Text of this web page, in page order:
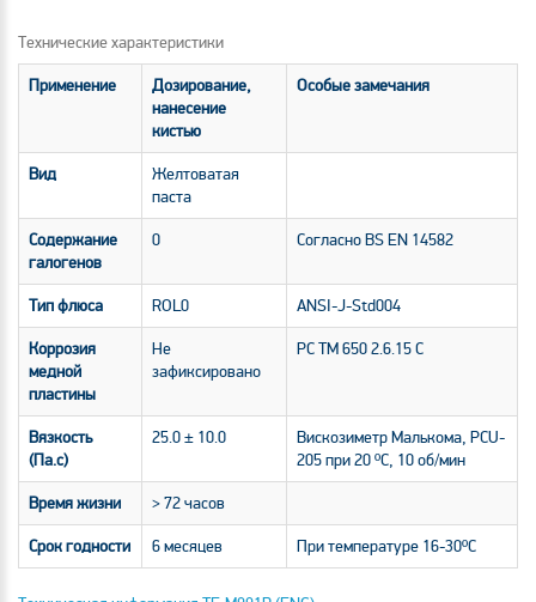
Технические характеристики
Применение
Дозирование,
нанесение
кистью
Особые замечания
Вид
Желтоватая
паста
Содержание
галогенов
0 Согласно BS EN 14582
Тип флюса ROL0 ANSI-J-Std004
Коррозия
медной
пластины
Не
зафиксировано
PC TM 650 2.6.15 C
Вязкость
(Па.с)
25.0 ± 10.0
Вискозиметр Малькома, PCU-
205 при 20 ºС, 10 об/мин
Время жизни > 72 часов
Срок годности 6 месяцев При температуре 16-30ºС